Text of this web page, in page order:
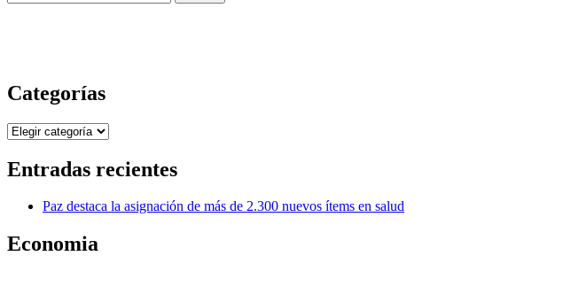
Categorías
Categorías
Entradas recientes
Paz destaca la asignación de más de 2.300 nuevos ítems en salud
Economia